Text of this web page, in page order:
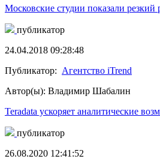
Московские студии показали резкий
публикатор
24.04.2018 09:28:48
Публикатор: Агентство iTrend
Автор(ы): Владимир Шабалин
Teradata ускоряет аналитические
публикатор
26.08.2020 12:41:52